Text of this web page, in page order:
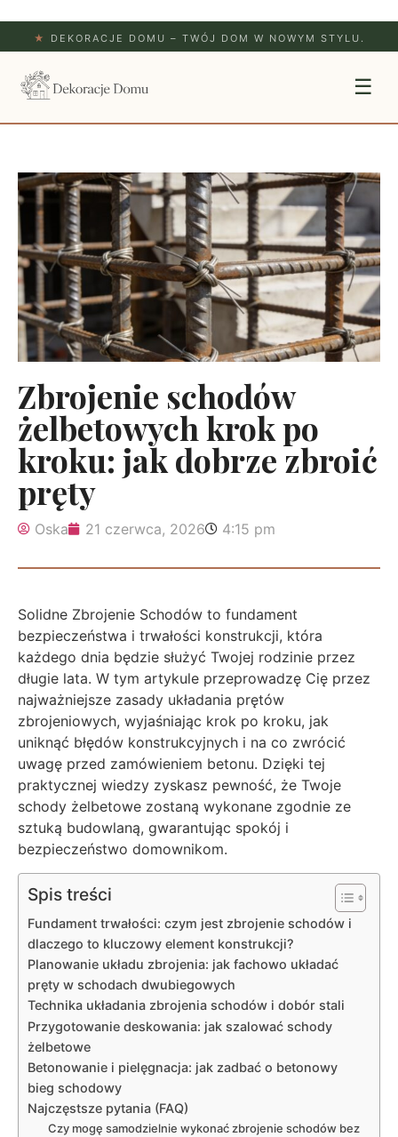
★ DEKORACJE DOMU – TWÓJ DOM W NOWYM STYLU.
☰
Zbrojenie schodów
żelbetowych krok po
kroku: jak dobrze zbroić
pręty
Oska 21 czerwca, 2026 4:15 pm
Solidne Zbrojenie Schodów to fundament
bezpieczeństwa i trwałości konstrukcji, która
każdego dnia będzie służyć Twojej rodzinie przez
długie lata. W tym artykule przeprowadzę Cię przez
najważniejsze zasady układania prętów
zbrojeniowych, wyjaśniając krok po kroku, jak
uniknąć błędów konstrukcyjnych i na co zwrócić
uwagę przed zamówieniem betonu. Dzięki tej
praktycznej wiedzy zyskasz pewność, że Twoje
schody żelbetowe zostaną wykonane zgodnie ze
sztuką budowlaną, gwarantując spokój i
bezpieczeństwo domownikom.
Spis treści
Fundament trwałości: czym jest zbrojenie schodów i
dlaczego to kluczowy element konstrukcji?
Planowanie układu zbrojenia: jak fachowo układać
pręty w schodach dwubiegowych
Technika układania zbrojenia schodów i dobór stali
Przygotowanie deskowania: jak szalować schody
żelbetowe
Betonowanie i pielęgnacja: jak zadbać o betonowy
bieg schodowy
Najczęstsze pytania (FAQ)
Czy mogę samodzielnie wykonać zbrojenie schodów bez